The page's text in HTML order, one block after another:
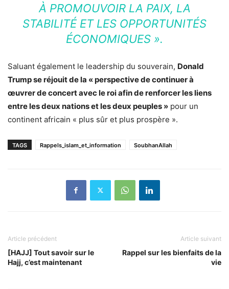
À PROMOUVOIR LA PAIX, LA
STABILITÉ ET LES OPPORTUNITÉS
ÉCONOMIQUES ».
Saluant également le leadership du souverain, Donald
Trump se réjouit de la « perspective de continuer à
œuvrer de concert avec le roi afin de renforcer les liens
entre les deux nations et les deux peuples » pour un
continent africain « plus sûr et plus prospère ».
TAGS Rappels_islam_et_information SoubhanAllah
Article précédent
[HAJJ] Tout savoir sur le
Hajj, c’est maintenant
Article suivant
Rappel sur les bienfaits de la
vie